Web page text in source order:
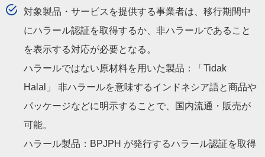
対象製品・サービスを提供する事業者は、移行期間中
にハラール認証を取得するか、非ハラールであること
を表示する対応が必要となる。
ハラールではない原材料を用いた製品：「Tidak
Halal」 非ハラールを意味するインドネシア語と商品や
パッケージなどに明示することで、国内流通・販売が
可能。
ハラール製品：BPJPH が発行するハラール認証を取得